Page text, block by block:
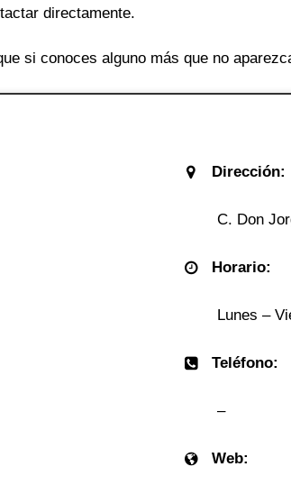
directamente.
si conoces alguno más que no
Dirección:
C. Don
Horario:
Lunes –
Teléfono:
–
Web: